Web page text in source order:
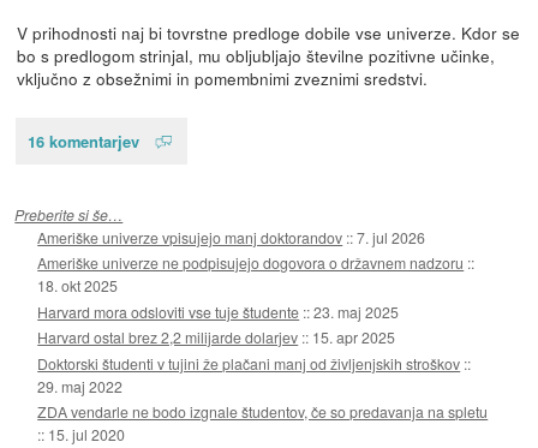
V prihodnosti naj bi tovrstne predloge dobile vse univerze. Kdor se
bo s predlogom strinjal, mu obljubljajo številne pozitivne učinke,
vključno z obsežnimi in pomembnimi zveznimi sredstvi.
16 komentarjev
Preberite si še…
Ameriške univerze vpisujejo manj doktorandov ::7. jul 2026
Ameriške univerze ne podpisujejo dogovora o državnem nadzoru ::
18. okt 2025
Harvard mora odsloviti vse tuje študente ::23. maj 2025
Harvard ostal brez 2,2 milijarde dolarjev :: 15. apr 2025
Doktorski študenti v tujini že plačani manj od življenjskih stroškov ::
29. maj 2022
ZDA vendarle ne bodo izgnale študentov, če so predavanja na spletu
:: 15. jul 2020